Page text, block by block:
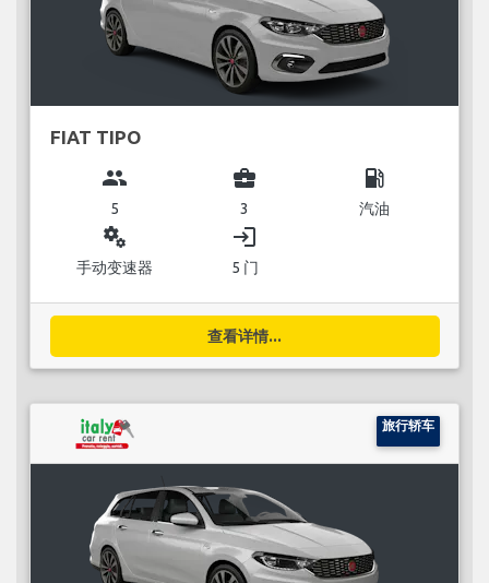
FIAT TIPO
group
5
business_center
3
local_gas_station
汽油
miscellaneous_services
手动变速器
login
5 门
查看详情...
旅行轿车